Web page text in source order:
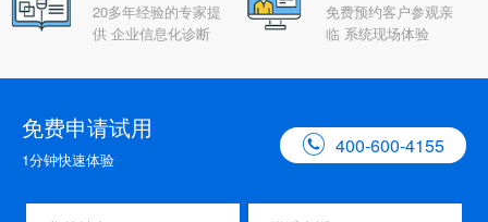
20多年经验的专家提
供 企业信息化诊断
免费预约客户参观亲
临 系统现场体验
免费申请试用
1分钟快速体验
 400-600-4155